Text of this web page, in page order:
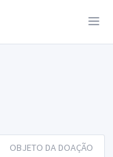
OBJETO DA DOAÇÃO